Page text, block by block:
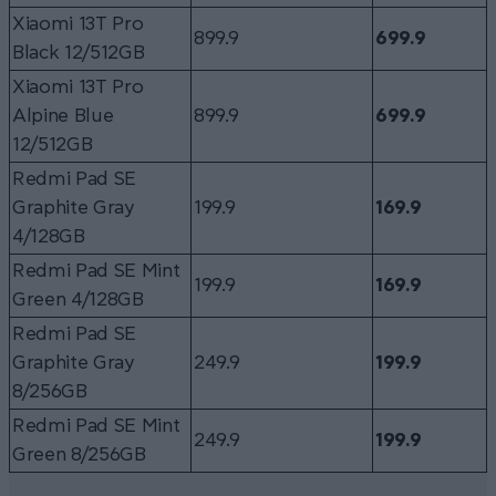
Xiaomi 13T Pro
Black 12/512GB
899.9 699.9
Xiaomi 13T Pro
Alpine Blue
12/512GB
899.9 699.9
Redmi Pad SE
Graphite Gray
4/128GB
199.9 169.9
Redmi Pad SE Mint
Green 4/128GB
199.9 169.9
Redmi Pad SE
Graphite Gray
8/256GB
249.9 199.9
Redmi Pad SE Mint
Green 8/256GB
249.9 199.9